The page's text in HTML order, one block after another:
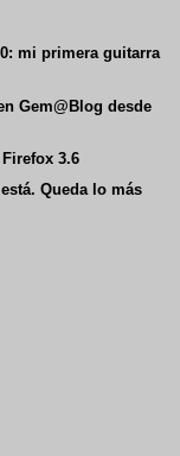
mi primera guitarra
Gem@Blog desde
3.6
Queda lo más